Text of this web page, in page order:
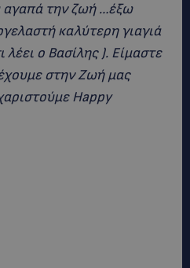
αγαπά την ζωή …έξω
καλύτερη γιαγιά
ο Βασίλης ). Είμαστε
στην Ζωή μας
Happy